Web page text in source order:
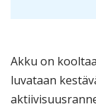
Akku on
luvataan